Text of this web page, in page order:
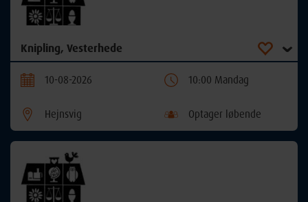
Knipling, Vesterhede
10-08-2026 10:00 Mandag
Hejnsvig Optager løbende